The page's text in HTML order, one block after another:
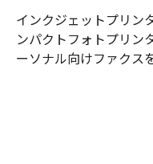
インクジェットプリン
ンパクトフォトプリン
ーソナル向けファクス